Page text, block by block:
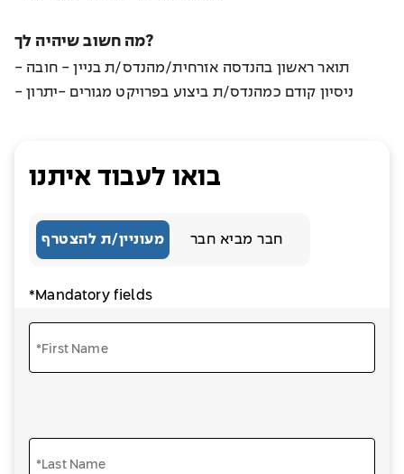
מה חשוב שיהיה לך?
- תואר ראשון בהנדסה אזרחית/מהנדס/ת בניין - חובה
- ניסיון קודם כמהנדס/ת ביצוע בפרויקט מגורים -יתרון
בואו לעבוד איתנו
מעוניין/ת להצטרף חבר מביא חבר
*Mandatory fields
*First Name
*Last Name